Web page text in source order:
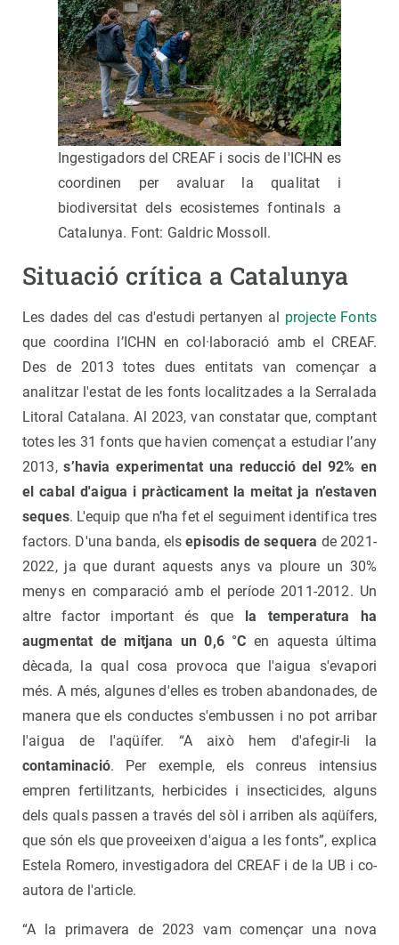
Ingestigadors del CREAF i socis de l'ICHN es
coordinen per avaluar la qualitat i
biodiversitat dels ecosistemes fontinals a
Catalunya. Font: Galdric Mossoll.
Situació crítica a Catalunya
Les dades del cas d'estudi pertanyen al projecte Fonts
que coordina l’ICHN en col·laboració amb el CREAF.
Des de 2013 totes dues entitats van començar a
analitzar l'estat de les fonts localitzades a la Serralada
Litoral Catalana. Al 2023, van constatar que, comptant
totes les 31 fonts que havien començat a estudiar l’any
2013,s’havia experimentat una reducció del 92% en
el cabal d'aigua i pràcticament la meitat ja n’estaven
seques. L'equip que n’ha fet el seguiment identifica tres
factors. D'una banda, elsepisodis de sequera de 2021-
2022, ja que durant aquests anys va ploure un 30%
menys en comparació amb el període 2011-2012. Un
altre factor important és que la temperatura ha
augmentat de mitjana un 0,6 °C en aquesta última
dècada, la qual cosa provoca que l'aigua s'evapori
més. A més, algunes d'elles es troben abandonades, de
manera que els conductes s'embussen i no pot arribar
l'aigua de l'aqüífer. “A això hem d'afegir-li la
contaminació. Per exemple, els conreus intensius
empren fertilitzants, herbicides i insecticides, alguns
dels quals passen a través del sòl i arriben als aqüífers,
que són els que proveeixen d'aigua a les fonts”, explica
Estela Romero, investigadora del CREAF i de la UB i co-
autora de l'article.
“A la primavera de 2023 vam començar una nova